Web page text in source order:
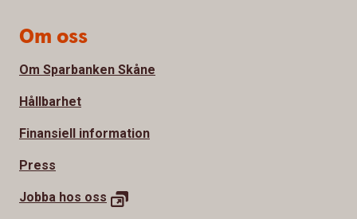
Om oss
Om Sparbanken Skåne
Hållbarhet
Finansiell information
Press
Jobba hos oss